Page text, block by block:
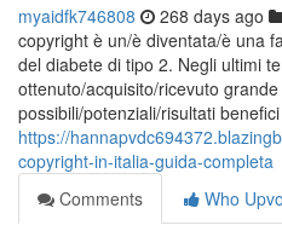
myaidfk746808 268 days ago
copyright è un/è diventata/è una
del diabete di tipo 2. Negli ultimi
ottenuto/acquisito/ricevuto
possibili/potenziali/risultati
https://
copyright-in-italia-guida-completa
Comments
Who